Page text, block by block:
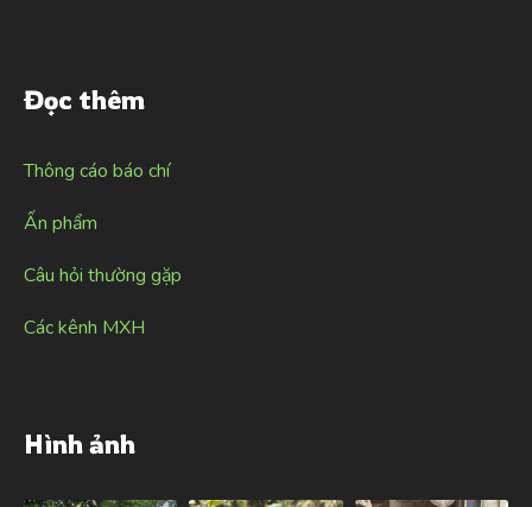
Đọc thêm
Thông cáo báo chí
Ấn phẩm
Câu hỏi thường gặp
Các kênh MXH
Hình ảnh